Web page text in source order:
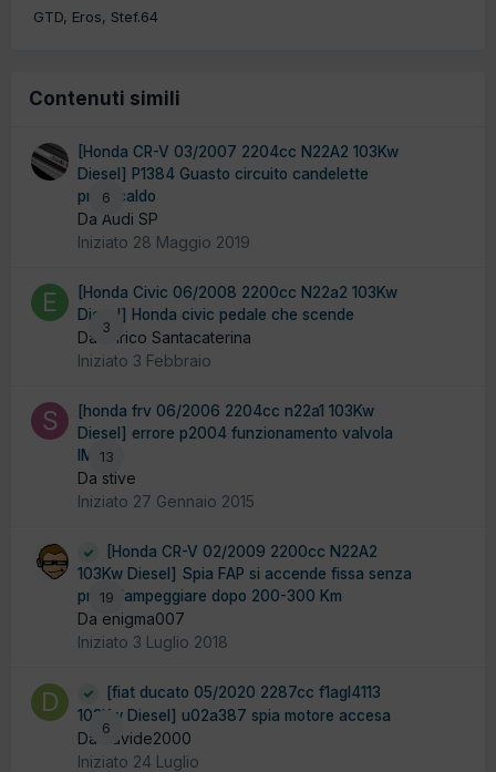
GTD Eros Stef.64
Contenuti simili
6
[Honda CR-V 03/2007 2204cc N22A2 103Kw
Diesel] P1384 Guasto circuito candelette
preriscaldo
Da Audi SP
Iniziato 28 Maggio 2019
3
[Honda Civic 06/2008 2200cc N22a2 103Kw
Diesel] Honda civic pedale che scende
Da Enrico Santacaterina
Iniziato 3 Febbraio
13
[honda frv 06/2006 2204cc n22a1 103Kw
Diesel] errore p2004 funzionamento valvola
IMRC
Da stive
Iniziato 27 Gennaio 2015
19
[Honda CR-V 02/2009 2200cc N22A2
103Kw Diesel] Spia FAP si accende fissa senza
prima lampeggiare dopo 200-300 Km
Da enigma007
Iniziato 3 Luglio 2018
6
[fiat ducato 05/2020 2287cc f1agl4113
103Kw Diesel] u02a387 spia motore accesa
Da davide2000
Iniziato 24 Luglio